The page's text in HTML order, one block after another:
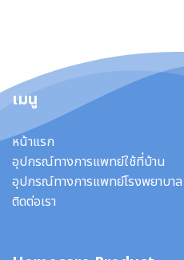
เมนู
หน้าแรก
อุปกรณ์ทางการแพทย์ใช้ที่บ้าน
อุปกรณ์ทางการแพทย์โรงพยาบาล
ติดต่อเรา